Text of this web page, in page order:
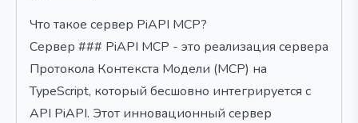
Что такое сервер PiAPI MCP?
Сервер ### PiAPI MCP - это реализация сервера
Протокола Контекста Модели (MCP) на
TypeScript, который бесшовно интегрируется с
API PiAPI. Этот инновационный сервер